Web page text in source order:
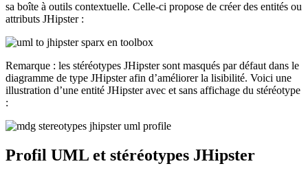
sa boîte à outils contextuelle. Celle-ci propose de créer des entités ou
attributs JHipster :
Remarque : les stéréotypes JHipster sont masqués par défaut dans le
diagramme de type JHipster afin d’améliorer la lisibilité. Voici une
illustration d’une entité JHipster avec et sans affichage du stéréotype
:
Profil UML et stéréotypes JHipster